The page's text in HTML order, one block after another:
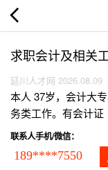
求职会计及相关
延川人才网 2026.08.09
本人 37岁，会计大
务类工作。有会计证
联系人手机/微信：
189****7550